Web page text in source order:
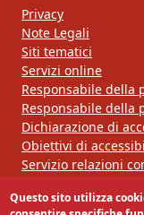
Privacy
Note Legali
Siti tematici
Servizi online
Responsabile della
Responsabile della
Dichiarazione di
Obiettivi di
Servizio relazioni
Segui la nostra
Questo sito utilizza